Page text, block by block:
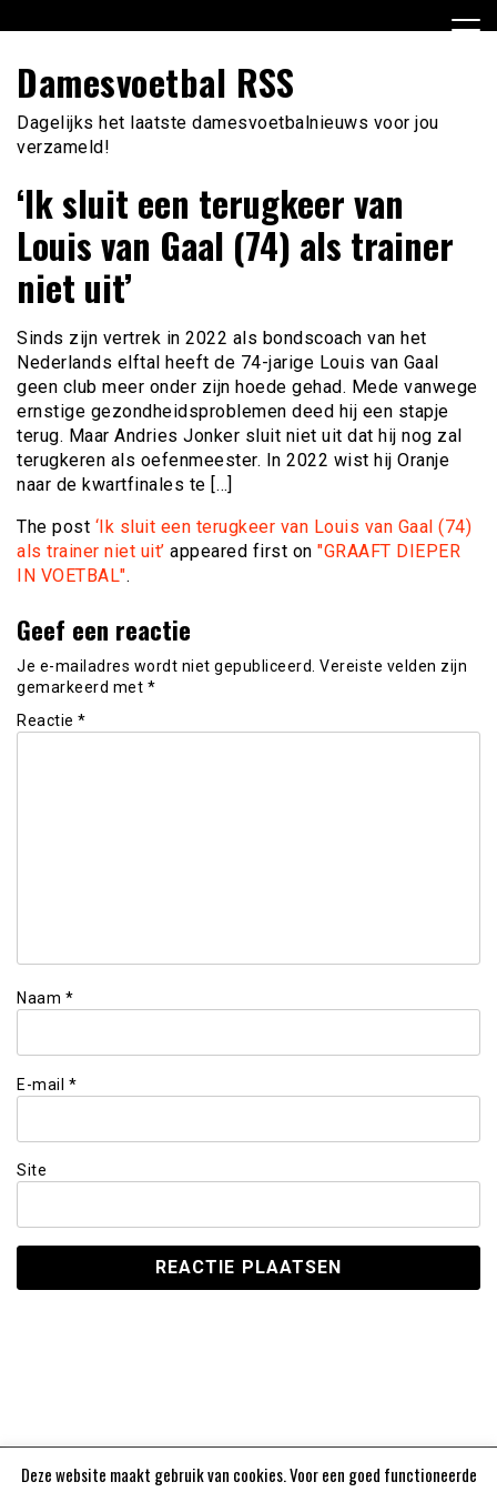
naar
inhoud
Damesvoetbal RSS
Dagelijks het laatste damesvoetbalnieuws voor jou
verzameld!
‘Ik sluit een terugkeer van
Louis van Gaal (74) als trainer
niet uit’
Sinds zijn vertrek in 2022 als bondscoach van het
Nederlands elftal heeft de 74-jarige Louis van Gaal
geen club meer onder zijn hoede gehad. Mede vanwege
ernstige gezondheidsproblemen deed hij een stapje
terug. Maar Andries Jonker sluit niet uit dat hij nog zal
terugkeren als oefenmeester. In 2022 wist hij Oranje
naar de kwartfinales te […]
The post ‘Ik sluit een terugkeer van Louis van Gaal (74)
als trainer niet uit’ appeared first on "GRAAFT DIEPER
IN VOETBAL".
Geef een reactie
Je e-mailadres wordt niet gepubliceerd. Vereiste velden zijn
gemarkeerd met *
Reactie *
Naam *
E-mail *
Site
Deze website maakt gebruik van cookies. Voor een goed functioneerde